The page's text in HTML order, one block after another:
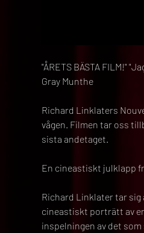
"ÅRETS BÄSTA FILM!"
Gray Munthe
Richard Linklaters
vågen. Filmen tar oss
sista andetaget.
En cineastiskt julklapp
Richard Linklater tar sig
cineastiskt porträtt av
inspelningen av det